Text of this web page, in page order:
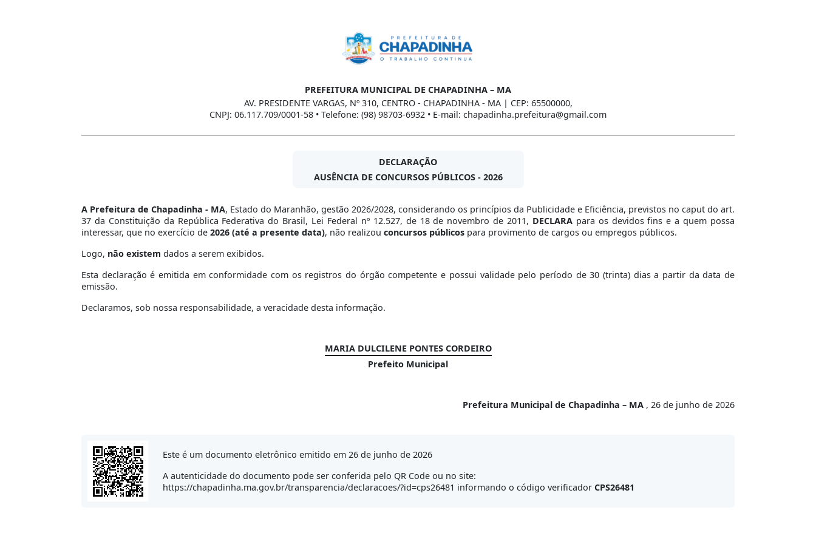
PREFEITURA MUNICIPAL DE CHAPADINHA – MA
AV. PRESIDENTE VARGAS, Nº 310, CENTRO - CHAPADINHA - MA | CEP: 65500000,
CNPJ: 06.117.709/0001-58 • Telefone: (98) 98703-6932 • E-mail: chapadinha.prefeitura@gmail.com
DECLARAÇÃO
AUSÊNCIA DE CONCURSOS PÚBLICOS - 2026
A Prefeitura de Chapadinha - MA, Estado do Maranhão, gestão 2026/2028, considerando os princípios da Publicidade e Eficiência, previstos no caput do art.
37 da Constituição da República Federativa do Brasil, Lei Federal nº 12.527, de 18 de novembro de 2011, DECLARApara os devidos fins e a quem possa
interessar, que no exercício de 2026 (até a presente data), não realizou concursos públicos para provimento de cargos ou empregos públicos.
Logo, não existem dados a serem exibidos.
Esta declaração é emitida em conformidade com os registros do órgão competente e possui validade pelo período de 30 (trinta) dias a partir da data de
emissão.
Declaramos, sob nossa responsabilidade, a veracidade desta informação.
MARIA DULCILENE PONTES CORDEIRO
Prefeito Municipal
Prefeitura Municipal de Chapadinha – MA , 26 de junho de 2026
Este é um documento eletrônico emitido em 26 de junho de 2026
A autenticidade do documento pode ser conferida pelo QR Code ou no site:
https://chapadinha.ma.gov.br/transparencia/declaracoes/?id=cps26481 informando o código verificador CPS26481